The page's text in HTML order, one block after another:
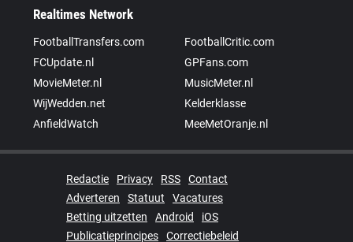
Realtimes Network
FootballTransfers.com
FootballCritic.com
FCUpdate.nl
GPFans.com
MovieMeter.nl
MusicMeter.nl
WijWedden.net
Kelderklasse
AnfieldWatch
MeeMetOranje.nl
Redactie Privacy RSS
Contact
Adverteren
Statuut
Vacatures
Betting uitzetten
Android
iOS
Publicatieprincipes
Correctiebeleid